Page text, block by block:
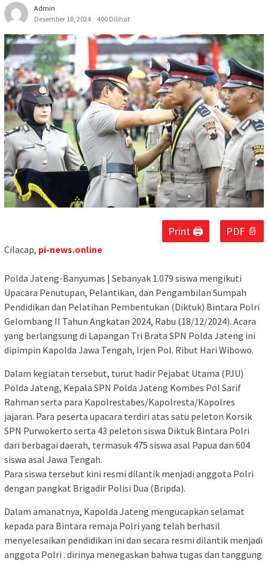
Admin
Desember 18, 2024
400 Dilihat
Print 🖨 PDF 📄
Cilacap, pi-news.online
Polda Jateng-Banyumas | Sebanyak 1.079 siswa mengikuti
Upacara Penutupan, Pelantikan, dan Pengambilan Sumpah
Pendidikan dan Pelatihan Pembentukan (Diktuk) Bintara Polri
Gelombang II Tahun Angkatan 2024, Rabu (18/12/2024). Acara
yang berlangsung di Lapangan Tri Brata SPN Polda Jateng ini
dipimpin Kapolda Jawa Tengah, Irjen Pol. Ribut Hari Wibowo.
Dalam kegiatan tersebut, turut hadir Pejabat Utama (PJU)
Polda Jateng, Kepala SPN Polda Jateng Kombes Pol Sarif
Rahman serta para Kapolrestabes/Kapolresta/Kapolres
jajaran. Para peserta upacara terdiri atas satu peleton Korsik
SPN Purwokerto serta 43 peleton siswa Diktuk Bintara Polri
dari berbagai daerah, termasuk 475 siswa asal Papua dan 604
siswa asal Jawa Tengah.
Para siswa tersebut kini resmi dilantik menjadi anggota Polri
dengan pangkat Brigadir Polisi Dua (Bripda).
Dalam amanatnya, Kapolda Jateng mengucapkan selamat
kepada para Bintara remaja Polri yang telah berhasil
menyelesaikan pendidikan ini dan secara resmi dilantik menjadi
anggota Polri . dirinya menegaskan bahwa tugas dan tanggung